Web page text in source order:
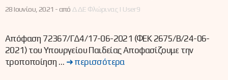
28 Ιουνίου, 2021 -από ΔΔΕ Φλώρινας | User9
Απόφαση 72367/ΓΔ4/17-06-2021 (ΦΕΚ 2675/Β/24-06-
2021) του Υπουργείου Παιδείας Αποφασίζουμε την
τροποποίηση … ➜ περισσότερα